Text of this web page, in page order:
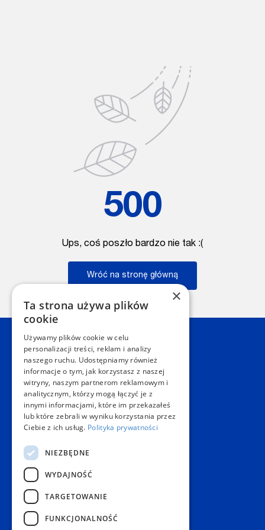
500
Ups, coś poszło bardzo nie tak :(
Wróć na stronę główną
Kontakt
Dział Obsługi Klienta Warszawa
Czynne: NON-STOP
Telefon:+48 22 628 62 52
E-mail: kontakt@copygeneral.pl
Punkty
Aleje Jerozolimskie 93
02-001 Warszawa
Czynne:
Pon. - Sob.: 08:00 - 20:00
Niedz.: nieczynne
Popularne produkty
×
Ta strona używa plików
cookie
Używamy plików cookie w celu
personalizacji treści, reklam i analizy
naszego ruchu. Udostępniamy również
informacje o tym, jak korzystasz z naszej
witryny, naszym partnerom reklamowym i
analitycznym, którzy mogą łączyć je z
innymi informacjami, które im przekazałeś
lub które zebrali w wyniku korzystania przez
Ciebie z ich usług. Polityka prywatności
NIEZBĘDNE
WYDAJNOŚĆ
TARGETOWANIE
FUNKCJONALNOŚĆ